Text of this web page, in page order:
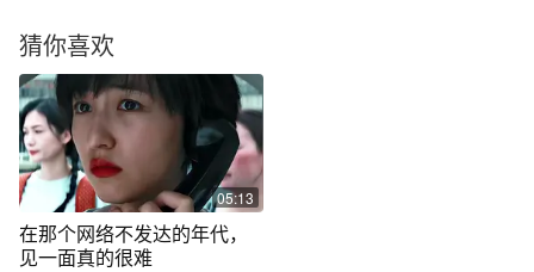
猜你喜欢
05:13
在那个网络不发达的年代，
见一面真的很难